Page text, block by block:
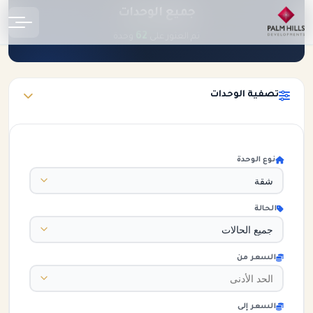
الرئيسية
تصفية الوحدات
نوع الوحدة
الحالة
السعر من
السعر إلى